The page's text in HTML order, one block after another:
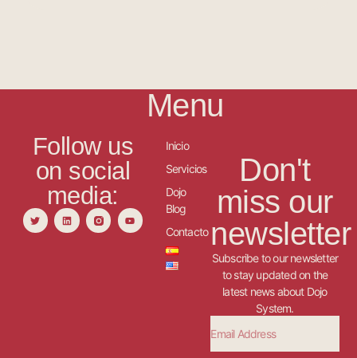
Follow us
on social
media:
Menu
Inicio
Servicios
Dojo
Blog
Contacto
Don't
miss our
newsletter
Subscribe to our newsletter
to stay updated on the
latest news about Dojo
System.